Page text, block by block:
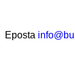
Eposta